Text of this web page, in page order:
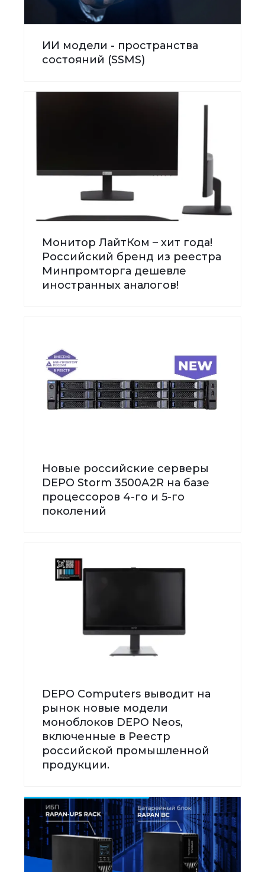
ИИ модели - пространства
состояний (SSMS)
Монитор ЛайтКом – хит года!
Российский бренд из реестра
Минпромторга дешевле
иностранных аналогов!
Новые российские серверы
DEPO Storm 3500А2R на базе
процессоров 4-го и 5-го
поколений
DEPO Computers выводит на
рынок новые модели
моноблоков DEPO Neos,
включенные в Реестр
российской промышленной
продукции.